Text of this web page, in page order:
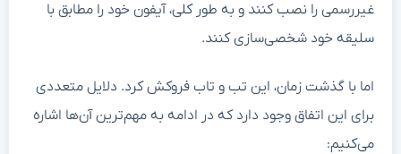
غیررسمی را نصب کنند و به طور کلی، آیفون خود را مطابق با
سلیقه خود شخصی‌سازی کنند.
اما با گذشت زمان، این تب و تاب فروکش کرد. دلایل متعددی
برای این اتفاق وجود دارد که در ادامه به مهم‌ترین آن‌ها اشاره
می‌کنیم: